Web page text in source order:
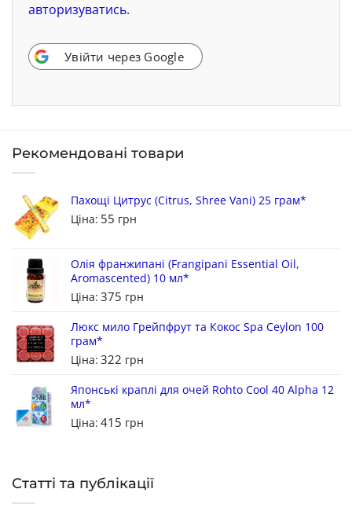
авторизуватись.
Увійти через Google
Рекомендовані товари
Пахощі Цитрус (Citrus, Shree Vani) 25 грам*
Ціна: 55 грн
Олія франжипані (Frangipani Essential Oil,
Aromascented) 10 мл*
Ціна: 375 грн
Люкс мило Грейпфрут та Кокос Spa Ceylon 100
грам*
Ціна: 322 грн
Японські краплі для очей Rohto Cool 40 Alpha 12
мл*
Ціна: 415 грн
Статті та публікації